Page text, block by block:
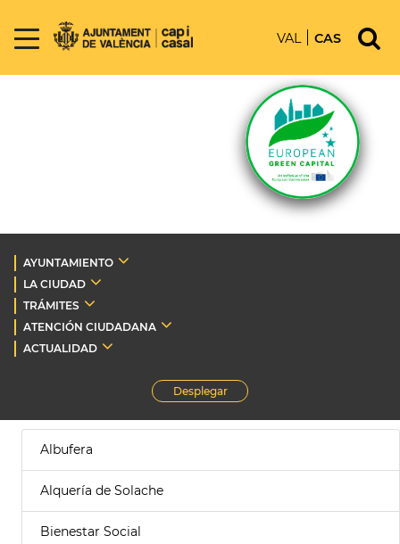
VAL CAS
AYUNTAMIENTO
LA CIUDAD
TRÁMITES
ATENCIÓN CIUDADANA
ACTUALIDAD
Desplegar
Albufera
Alquería de Solache
Bienestar Social